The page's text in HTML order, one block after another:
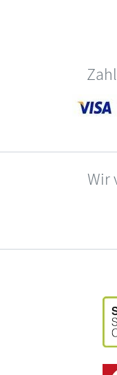
Wir